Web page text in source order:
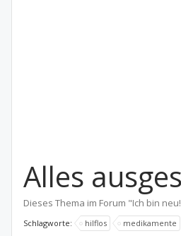
Alles
Dieses Thema im Forum "Ich bin neu!
Schlagworte: hilflos medikamente